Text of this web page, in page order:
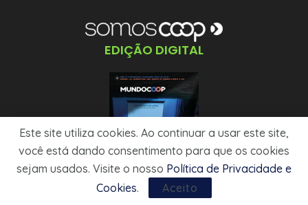
EDIÇÃO DIGITAL
Este site utiliza cookies. Ao continuar a usar este site,
você está dando consentimento para que os cookies
sejam usados. Visite o nosso Política de Privacidade e
Cookies. Aceito